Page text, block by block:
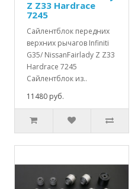
Z Z33 Hardrace
7245
Сайлентблок передних
верхних рычагов Infiniti
G35/ NissanFairlady Z Z33
Hardrace 7245
Сайлентблок из..
11480 руб.